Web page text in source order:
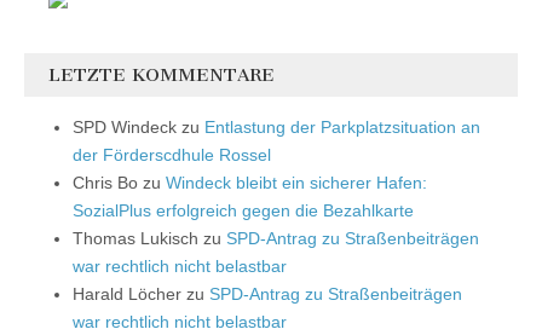
LETZTE KOMMENTARE
SPD Windeck zu Entlastung der Parkplatzsituation an
der Förderscdhule Rossel
Chris Bo zu Windeck bleibt ein sicherer Hafen:
SozialPlus erfolgreich gegen die Bezahlkarte
Thomas Lukisch zu SPD-Antrag zu Straßenbeiträgen
war rechtlich nicht belastbar
Harald Löcher zu SPD-Antrag zu Straßenbeiträgen
war rechtlich nicht belastbar